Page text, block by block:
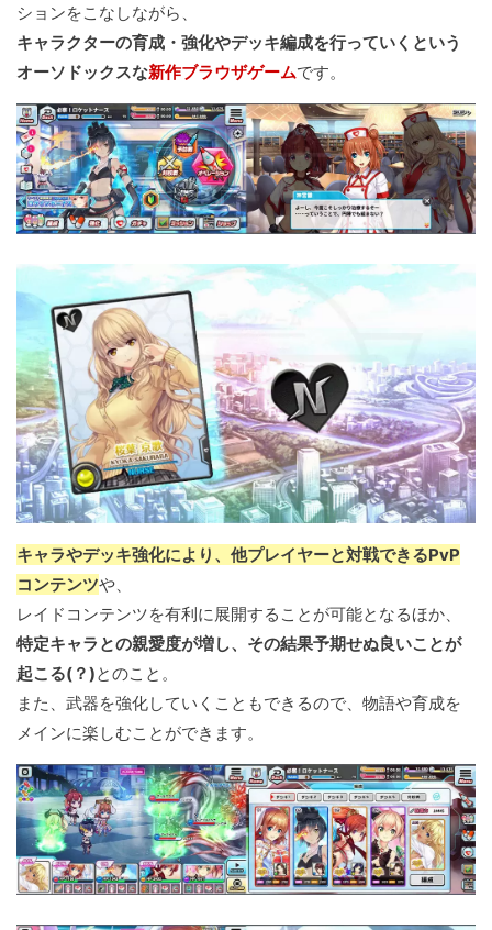
ションをこなしながら、
キャラクターの育成・強化やデッキ編成を行っていくという
オーソドックスな新作ブラウザゲームです。
キャラやデッキ強化により、他プレイヤーと対戦できるPvP
コンテンツや、
レイドコンテンツを有利に展開することが可能となるほか、
特定キャラとの親愛度が増し、その結果予期せぬ良いことが
起こる(？)とのこと。
また、武器を強化していくこともできるので、物語や育成を
メインに楽しむことができます。